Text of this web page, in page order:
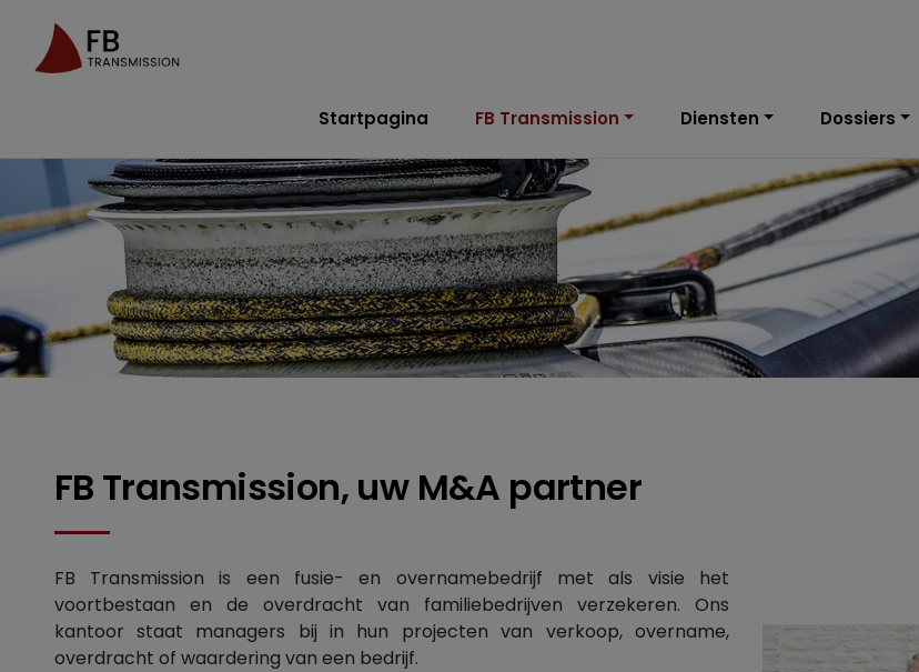
Startpagina FB Transmission Diensten Dossiers
FB Transmission, uw M&A partner
FB Transmission is een fusie- en overnamebedrijf met als visie het
voortbestaan en de overdracht van familiebedrijven verzekeren. Ons
kantoor staat managers bij in hun projecten van verkoop, overname,
overdracht of waardering van een bedrijf.